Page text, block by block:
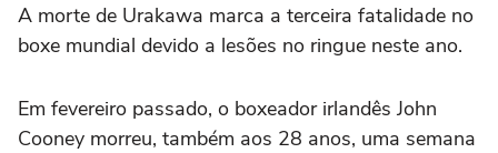
A morte de Urakawa marca a terceira fatalidade no
boxe mundial devido a lesões no ringue neste ano.
Em fevereiro passado, o boxeador irlandês John
Cooney morreu, também aos 28 anos, uma semana